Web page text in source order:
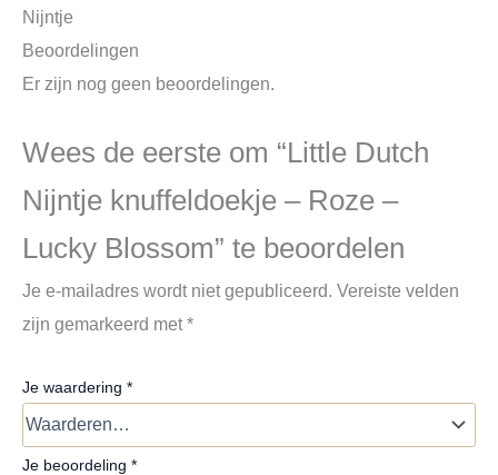
Nijntje
Beoordelingen
Er zijn nog geen beoordelingen.
Wees de eerste om “Little Dutch
Nijntje knuffeldoekje – Roze –
Lucky Blossom” te beoordelen
Je e-mailadres wordt niet gepubliceerd. Vereiste velden
zijn gemarkeerd met*
Je waardering *
Je beoordeling *